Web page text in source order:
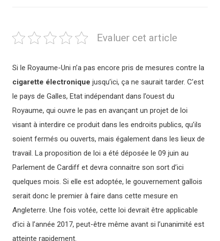
Evaluer cet article
Si le Royaume-Uni n’a pas encore pris de mesures contre la
cigarette électronique jusqu’ici, ça ne saurait tarder. C’est
le pays de Galles, Etat indépendant dans l’ouest du
Royaume, qui ouvre le pas en avançant un projet de loi
visant à interdire ce produit dans les endroits publics, qu’ils
soient fermés ou ouverts, mais également dans les lieux de
travail. La proposition de loi a été déposée le 09 juin au
Parlement de Cardiff et devra connaitre son sort d’ici
quelques mois. Si elle est adoptée, le gouvernement gallois
serait donc le premier à faire dans cette mesure en
Angleterre. Une fois votée, cette loi devrait être applicable
d’ici à l’année 2017, peut-être même avant si l’unanimité est
atteinte rapidement.